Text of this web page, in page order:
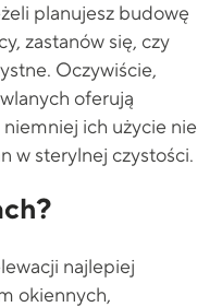
planujesz budowę
zastanów się, czy
Oczywiście,
oferują
ich użycie nie
w sterylnej czystości.
najlepiej
okiennych,